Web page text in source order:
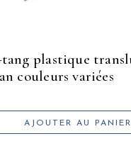
couleurs variées
AJOUTER AU PANIER